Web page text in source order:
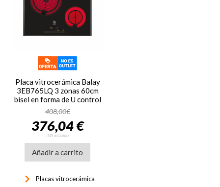
Placa vitrocerámica Balay
3EB765LQ 3 zonas 60cm
bisel en forma de U control
táctil zona grande 28 cm
programable memoria
5750W negro
408,00€
376,04 €
IVA incluido
Añadir a carrito
keyboard_arrow_right Placas vitrocerámica